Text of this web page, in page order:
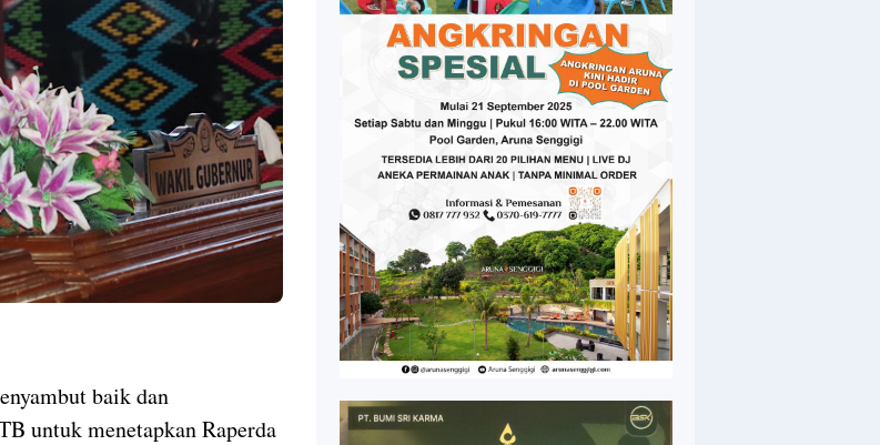
baik dan
untuk menetapkan Raperda